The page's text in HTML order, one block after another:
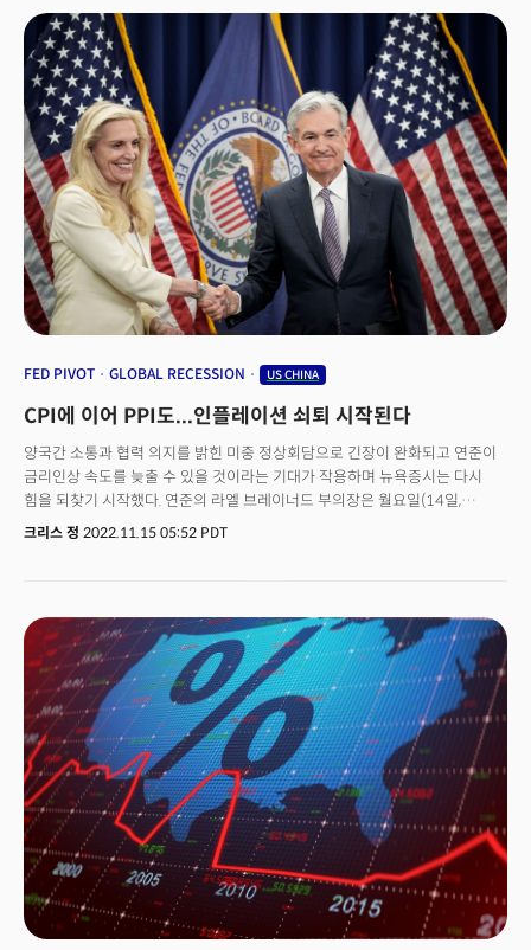
것."이라 분석했다. 하지만 그럼에도 그는 "내년 중반까지 금리가 높은 수준을
유지할 것으로 보임에 따라 위험자산이 계속 오르기 어려운 한도로 작용할
것."이라 주장했다. 특히 그는 최근 랠리가 몇몇 일부 회사에 의해 주도되며
시장의 폭이 매우 좁아 위험이 더 크다는 평가를 내렸다. 마감시황[4:28pm
ET]뉴욕증시는 강력한 데이터로 경기 침체를 피할 수 있다는 자신감으로
촉발된 랠리가 제롬 파월 의장의 매파적인 발언에 묻히며 혼조세로 마감했다.
다우지수는 74포인트(0.22%)가 하락했고 S&P500은 0.04%로 거의
움직임이 없는 모습을 보인 반면 나스닥은 상대적으로 탄력성을 보이며
0.27%의 상승세로 장을 마감했다.
수치로 미국 경제의 거의 80%를 차지하는 서비스 부문의 경제활동이 빠르게
둔화되고 있음을 시사한다. 여전히 지수가 50을 상회하며 경제활황 영역에
머물렀으나 둔화 속도가 가팔라지며 기업과 소비자가 모두 이전보다 더
신중해지고 있는 것으로 관측된다.특히 향후 기업활동에 대한 선행지표로
인식되는 신규 주문 지수는 약 10포인트 이상 하락해 역시 3개월 최저치인
52.2를 기록했고 기업활동지수도 하락했다. 수출 주문도 감소하며
공급업체에 대한 납품 지수는 2009년 이후 최저 수준으로 떨어졌다.수출
지수는 18포인트가 하락해 사상 최대치를 기록해 글로벌 경기침체에 대한
우려가 심화됐다는 평이다. 다만 수요의 급격한 침체는 인플레이션의 빠른
하락을 초래했다. 투입 가격 지수는 6포인트 이상 하락한 59.5로 2020년 7월
이후 가장 낮은 수준을 기록했다.울프 리서치, "시장이 깨지기 시작했다."
[1:53pm ET]월가 투자은행 울프 리서치는 2023년의 강력한 출발에도
불구하고 지금은 "차익실현을 해야 할 시간."이라 주장하며 연초의 강세를
이용해야 한다고 밝혔다. 울프리서치는 "현재 S&P500은 고점을 높이지 못한
섹터의 약세는 이익을 갉아먹을 것."이라 주장했다. 경제 악화 시그널에
경기방어주 시장수익상회[3:27pm ET]경기침체를 시사하는 경제 데이터가
잇따라 발표되며 투자자들의 스탠스가 방어적으로 전환하고 있다. 나스닥을
포함한 기술 성장주의 하락세는 큰 반면 유틸리티 섹터가 시장을 리드하고
헬스케어 및 필수소비재가 가장 좋은 실적을 보이고 있다. 마감시황[4:12pm
ET]뉴욕증시는 부진한 경제지표로 침체에 대한 우려가 커지며 방어주로의
전환을 서둘렀다. 유틸리티 섹터가 2.6%의 실적을 보인 가운데 헬스케어와
격화. 안토니 블링컨 국무장관과 시진핑 주석 회담 취소. 중국은 미국의
화웨이에 대한 규제 강화를 검토소식과 스파이 풍선 격추 소식에 강한 반발.
금리와 달러: 미 국채금리는 강력한 고용 시장 데이터에 연준의 긴축 강화
기조를 반영하며 급등. 10년물 국채금리는 3.38%에서 3.63%로 상승. 달러
인덱스 역시 기준금리 인상 기조 강화되며 주요 통화 압도.상품동향:
국제유가는 중국 수요에 대한 베팅이 줄어들고 미중 갈등 및 연준의
긴축강화로 인한 우려가 커지며 한 달 만에 최저치 유지. 금 역시 이틀간의
급락세에 소폭 반등했으나 약보합세. 구리는 추가 약세를 보이며 0.8% 하락.
시장의 내러티브는 '연착륙'에서 '무착륙'으로[10:05am ET]예상을 훨씬
뛰어넘는 강력한 신규 고용과 1100만을 넘는 채용공고 데이터에 시장을
움직이는 내러티브가 급격히 전환하고 있다는 분석이다. 바이탈 날리지는 6일
(현지시각, 월) 경제 브리핑을 통해 "시장 내러티브는 4분기 경제가 심각한
타격을 받을 것이라는 '경착륙'에서 1월에는 금리와 달러 하락에 '연착륙/
골디락스' 내러티브가 지배했지만 이제 강력한 고용으로 침체 자체가 없을 수
애널리스트는 이에 통화정책 및 인플레이션에 매파적인 영향을 끼칠 것으로
것."이라 분석, 향후 S&P500이 3800 혹은 그 이하까지 빠르게 하락할 수
있을 것으로 전망했다. 2023년 키워드는 대량해고가 아닌 노동력 부족
[12:12pm ET]고용 데이터의 선행지표로 인식되는 컨퍼런스보드의
고용추세지수가 2022년 12월의 117.06에서 1월에 118.74로 상승했다.
고용추세지수는 신규 실업수당 청구를 비롯해 제조업 및 무역 판매, 그리고
고용과 관련한 설문 등 주요 고용 지표 8개를 종합해 발표하는 고용의 가장
고용 둔화 예상에도 불구하고 우린 광범위한 정리해고를 보지 못했다."고
평가하며 특히 노동력 부족이 심각한 산업에서 여전히 상당한 수준의
일자리가 증가하고 있다고 평가했다. 컨퍼런스보드는 이에 "노동력 부족이
2023년의 키워드가 될 것."이라며 최근 나타나는 실적의 대부분은 기술
회사를 포함한 정보 부문에 국한됐다고 평가했다.골드만삭스는 경기침체 확률
25%로 하향조정[3:12pm ET]올해 경기침체 가능성을 낮게 봤던
골드만삭스가 경기침체 확률을 기존의 35%에서 25%로 하향 조정했다. 이는
월가의 평균 전망치인 65%보다 크게 낮은 수치다. 골드만은 6일(현지시각,
월) 고객에게 보내는 투자노트를 통해 "노동 시장의 지속적인 강세와 기업
설문 조사에서 나타나는 초기 개선 징후는 단기 슬럼프의 위험이 눈에 띄게
감소했음을 시사한다."고 평가했다.마감시황[4:34pm ET]뉴욕증시는
국채금리의 급등과 달러의 강세에 금융환경이 타이트해지면서 나스닥의
하락세가 3대 지수를 압박하며 하락 마감했다. 기술 중심의 나스닥은 1.00%
가 하락했고 S&P500은 0.61%, 다우지수는 0.10%가 하락했다.
FED PIVOT GLOBAL RECESSION US CHINA
CPI에 이어 PPI도...인플레이션 쇠퇴 시작된다
양국간 소통과 협력 의지를 밝힌 미중 정상회담으로 긴장이 완화되고 연준이
금리인상 속도를 늦출 수 있을 것이라는 기대가 작용하며 뉴욕증시는 다시
힘을 되찾기 시작했다. 연준의 라엘 브레이너드 부의장은 월요일(14일,
현지시각) "금리인상 속도를 늦추는 것이 적절할 것."이라 발언해 긍정적인
등 주요 반도체 기업들이 모두 급등했고 빅테크 기업들도 강세를 보였다. 미중
정상회담으로 긴장이 완화되고 중국 정부가 부동산 부문을 지원할 것으로
전망이 되면서 중국 증시 역시 급등했다. 특히 코로나 경제 봉쇄를 완화하는
조치를 발표하며 투자심리가 크게 개선돼 홍콩 항셍지수가 4%가 넘게
급등하는 등 기술주의 회복세가 두드러졌다. 라엘 브레이너드의 발언으로
연준의 정책전환(Fed Pivot)에 대한 기대가 커지며 금리와 달러는 하락세를
이어갔다. 특히 달러는 주요 통화 바스켓 대비 하락세를 이어가며 8월 18일
이후 최저치를 기록했다. 달러의 약세로 글로벌 경제에 훈풍이 불었지만
다가올 경기침체에 대한 우려는 여전하다는 평이다. 3분기 일본 경제는 4분기
만에 역성장을 보이며 예상치 못한 위축을 기록했고 중국의 소매판매도
예상보다 부진하며 글로벌 경제가 성장의 위험에 처해있음을 시사했다. 지난
주 소비자물가지수의 언더슈팅으로 긍정적 투자심리가 이어지는 가운데 이번
주 투자자들은 연준 위원들의 계속되는 발언에 주목할 것으로 전망된다. 라엘
브레이너드에 이어 화요일(15일, 현지시각)은 패트릭 하커 필라델피아 연은
크리스 정 2022.11.15 05:52 PDT